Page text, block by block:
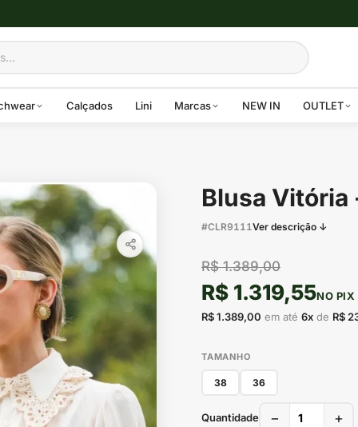
Calçados Lini Marcas NEW IN OUTLET
Blusa Vitória
#CLR9111Ver descrição ↓
R$ 1.389,00
R$ 1.319,55NO PIX
R$ 1.389,00 em até 6x de R$
TAMANHO
38 36
Quantidade − +